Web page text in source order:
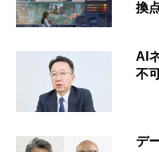
換
AI
不
デ